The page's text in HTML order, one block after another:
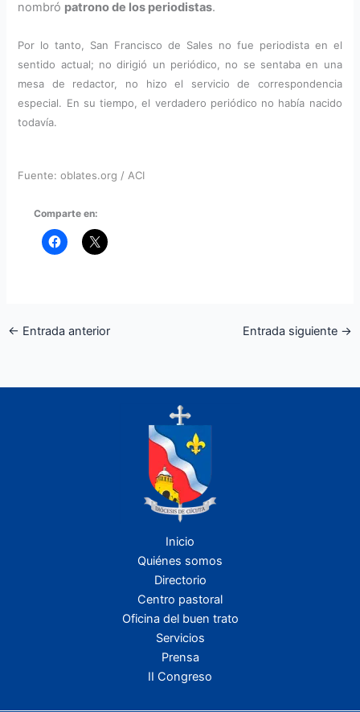
nombró patrono de los periodistas.
Por lo tanto, San Francisco de Sales no fue periodista en el
sentido actual; no dirigió un periódico, no se sentaba en una
mesa de redactor, no hizo el servicio de correspondencia
especial. En su tiempo, el verdadero periódico no había nacido
todavía.
Fuente: oblates.org / ACI
Comparte en:
← Entrada anterior Entrada siguiente →
Inicio
Quiénes somos
Directorio
Centro pastoral
Oficina del buen trato
Servicios
Prensa
II Congreso